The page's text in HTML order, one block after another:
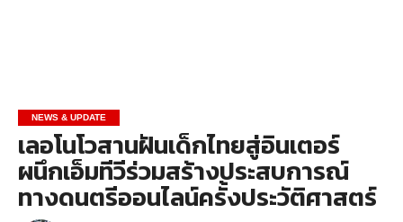
NEWS & UPDATE
เลอโนโวสานฝันเด็กไทยสู่อินเตอร์
ผนึกเอ็มทีวีร่วมสร้างประสบการณ์
ทางดนตรีออนไลน์ครั้งประวัติศาสตร์